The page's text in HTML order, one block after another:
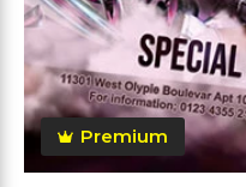
Premium